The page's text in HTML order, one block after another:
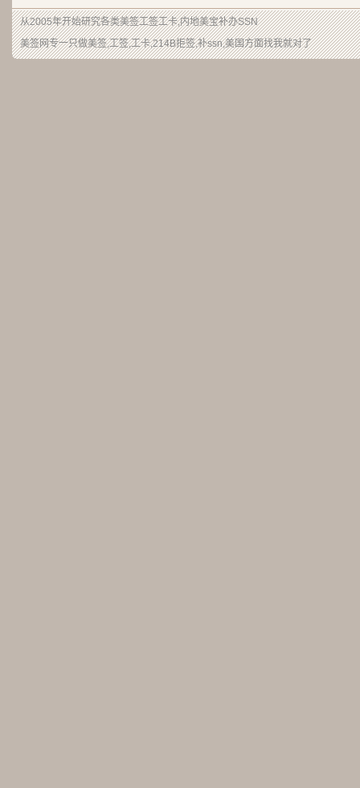
从2005年开始研究各类美签工签工卡,内地美宝补办SSN
美签网专一只做美签,工签,工卡,214B拒签,补ssn,美国方面找我就对了